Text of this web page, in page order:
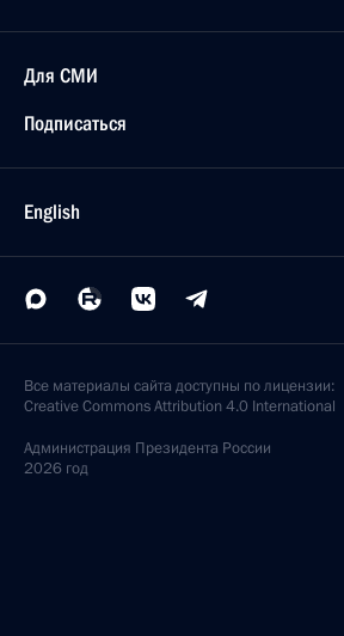
Для СМИ
Подписаться
English
Все материалы сайта доступны по лицензии:
Creative Commons Attribution 4.0 International
Администрация Президента России
2026 год